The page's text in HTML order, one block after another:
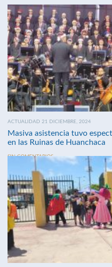
ACTUALIDAD 21 DICIEMBRE, 2024
Masiva asistencia tuvo
en las Ruinas de Huanchaca
SIN COMENTARIOS